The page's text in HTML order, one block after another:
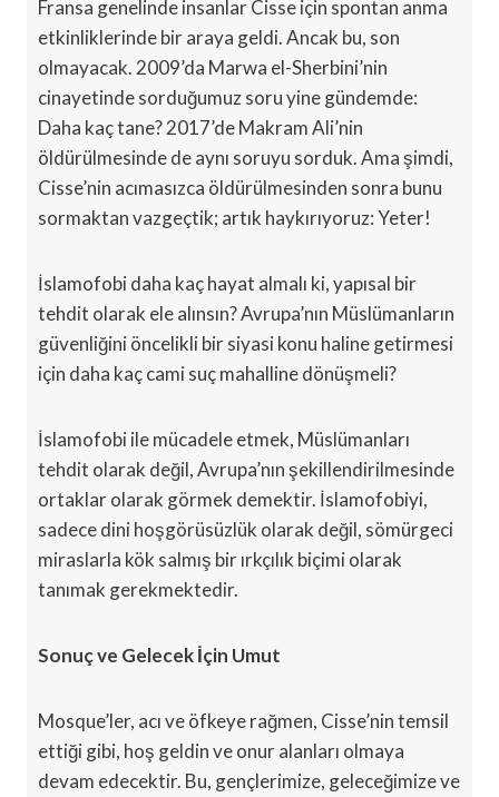
Fransa genelinde insanlar Cisse için spontan anma
etkinliklerinde bir araya geldi. Ancak bu, son
olmayacak. 2009’da Marwa el-Sherbini’nin
cinayetinde sorduğumuz soru yine gündemde:
Daha kaç tane? 2017’de Makram Ali’nin
öldürülmesinde de aynı soruyu sorduk. Ama şimdi,
Cisse’nin acımasızca öldürülmesinden sonra bunu
sormaktan vazgeçtik; artık haykırıyoruz: Yeter!
İslamofobi daha kaç hayat almalı ki, yapısal bir
tehdit olarak ele alınsın? Avrupa’nın Müslümanların
güvenliğini öncelikli bir siyasi konu haline getirmesi
için daha kaç cami suç mahalline dönüşmeli?
İslamofobi ile mücadele etmek, Müslümanları
tehdit olarak değil, Avrupa’nın şekillendirilmesinde
ortaklar olarak görmek demektir. İslamofobiyi,
sadece dini hoşgörüsüzlük olarak değil, sömürgeci
miraslarla kök salmış bir ırkçılık biçimi olarak
tanımak gerekmektedir.
Sonuç ve Gelecek İçin Umut
Mosque’ler, acı ve öfkeye rağmen, Cisse’nin temsil
ettiği gibi, hoş geldin ve onur alanları olmaya
devam edecektir. Bu, gençlerimize, geleceğimize ve